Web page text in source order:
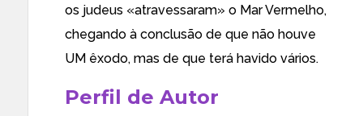
os judeus «atravessaram» o Mar Vermelho,
chegando à conclusão de que não houve
UM êxodo, mas de que terá havido vários.
Perfil de Autor